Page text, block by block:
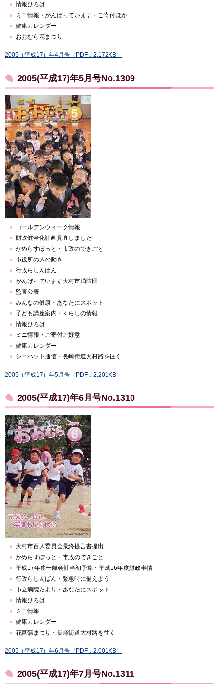
情報ひろば
ミニ情報・がんばっています・ご寄付ほか
健康カレンダー
おおむら花まつり
2005（平成17）年4月号（PDF：2,172KB）
2005(平成17)年5月号No.1309
ゴールデンウィーク情報
財政健全化計画見直しました
かめらすぽっと・市政のできごと
市役所の人の動き
行政らしんばん
がんばっています大村市消防団
監査公表
みんなの健康・あなたにスポット
子ども講座案内・くらしの情報
情報ひろば
ミニ情報・ご寄付ご好意
健康カレンダー
シーハット通信・長崎街道大村路を往く
2005（平成17）年5月号（PDF：2,201KB）
2005(平成17)年6月号No.1310
大村市百人委員会最終提言書提出
かめらすぽっと・市政のできごと
平成17年度一般会計当初予算・平成16年度財政事情
行政らしんばん・緊急時に備えよう
市立病院だより・あなたにスポット
情報ひろば
ミニ情報
健康カレンダー
花菖蒲まつり・長崎街道大村路を往く
2005（平成17）年6月号（PDF：2,001KB）
2005(平成17)年7月号No.1311